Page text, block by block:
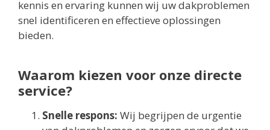
kennis en ervaring kunnen wij uw dakproblemen
snel identificeren en effectieve oplossingen
bieden.
Waarom kiezen voor onze directe
service?
Snelle respons: Wij begrijpen de urgentie